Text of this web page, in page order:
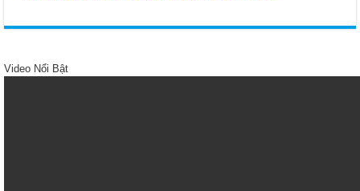
Video Nổi Bật